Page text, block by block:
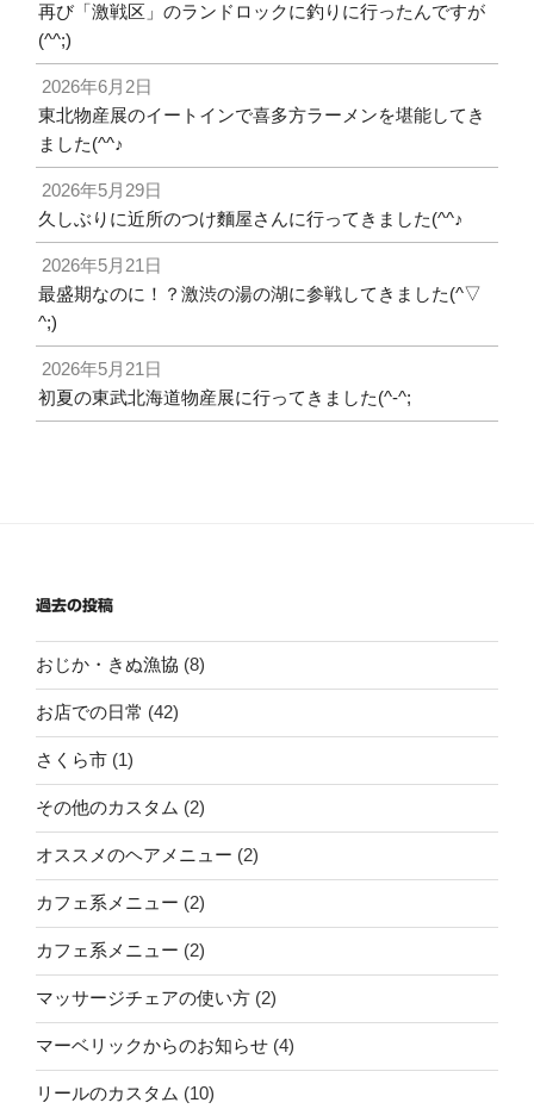
再び「激戦区」のランドロックに釣りに行ったんですが
(^^;)
2026年6月2日
東北物産展のイートインで喜多方ラーメンを堪能してき
ました(^^♪
2026年5月29日
久しぶりに近所のつけ麵屋さんに行ってきました(^^♪
2026年5月21日
最盛期なのに！？激渋の湯の湖に参戦してきました(^▽
^;)
2026年5月21日
初夏の東武北海道物産展に行ってきました(^-^;
過去の投稿
おじか・きぬ漁協 (8)
お店での日常 (42)
さくら市 (1)
その他のカスタム (2)
オススメのヘアメニュー (2)
カフェ系メニュー (2)
カフェ系メニュー (2)
マッサージチェアの使い方 (2)
マーベリックからのお知らせ (4)
リールのカスタム (10)